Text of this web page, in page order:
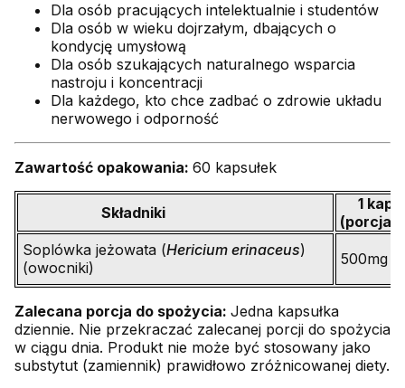
Dla osób pracujących intelektualnie i studentów
Dla osób w wieku dojrzałym, dbających o
kondycję umysłową
Dla osób szukających naturalnego wsparcia
nastroju i koncentracji
Dla każdego, kto chce zadbać o zdrowie układu
nerwowego i odporność
Zawartość opakowania: 60 kapsułek
Składniki
1
(porcja
Soplówka jeżowata (Hericium erinaceus)
(owocniki)
500mg
Zalecana porcja do spożycia: Jedna kapsułka
dziennie. Nie przekraczać zalecanej porcji do spożycia
w ciągu dnia. Produkt nie może być stosowany jako
substytut (zamiennik) prawidłowo zróżnicowanej diety.